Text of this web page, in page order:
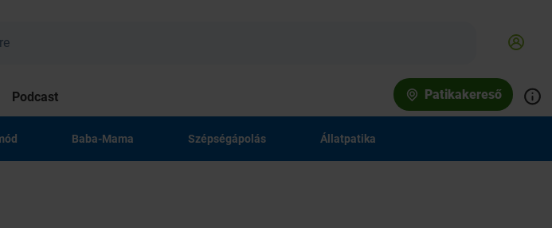
Podcast Patikakereső
Baba-Mama Szépségápolás Állatpatika